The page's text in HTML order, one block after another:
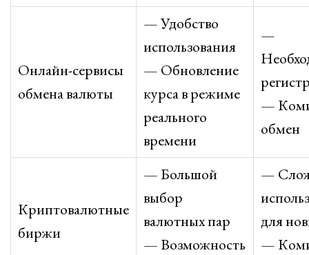
Онлайн-сервисы
обмена валюты
— Удобство
использования
— Обновление
курса в режиме
реального
времени
—
—
обмен
Криптовалютные
биржи
— Большой
выбор
валютных пар
— Возможность
—
для
—